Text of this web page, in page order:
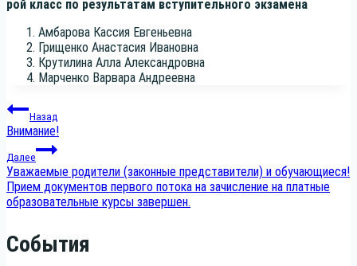
рой класс по резуль­та­там всту­пи­тель­но­го экзамена
Амба­ро­ва Кас­сия Евгеньевна
Гри­щен­ко Ана­ста­сия Ивановна
Кру­ти­ли­на Алла Александровна
Мар­чен­ко Вар­ва­ра Андреевна
Навигация
по
записям
Назад
Внимание!
Далее
Уважаемые родители (законные представители) и обучающиеся!
Прием документов первого потока на зачисление на платные
образовательные курсы завершен.
События